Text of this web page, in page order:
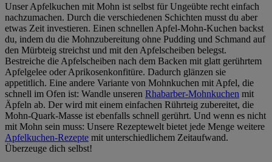
Unser Apfelkuchen mit Mohn ist selbst für Ungeübte recht einfach
nachzumachen. Durch die verschiedenen Schichten musst du aber
etwas Zeit investieren. Einen schnellen Apfel-Mohn-Kuchen backst
du, indem du die Mohnzubereitung ohne Pudding und Schmand auf
den Mürbteig streichst und mit den Apfelscheiben belegst.
Bestreiche die Apfelscheiben nach dem Backen mit glatt gerührtem
Apfelgelee oder Aprikosenkonfitüre. Dadurch glänzen sie
appetitlich. Eine andere Variante von Mohnkuchen mit Apfel, die
schnell im Ofen ist: Wandle unseren Rhabarber-Mohnkuchen mit
Äpfeln ab. Der wird mit einem einfachen Rührteig zubereitet, die
Mohn-Quark-Masse ist ebenfalls schnell gerührt. Und wenn es nicht
mit Mohn sein muss: Unsere Rezeptewelt bietet jede Menge weitere
Apfelkuchen-Rezepte mit unterschiedlichem Zeitaufwand.
Überzeuge dich selbst!